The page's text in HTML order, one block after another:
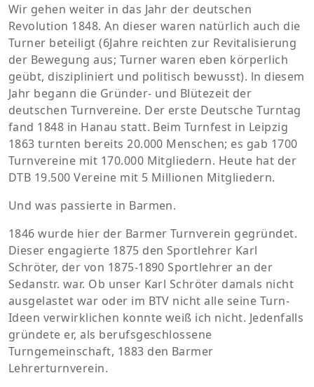
Wir gehen weiter in das Jahr der deutschen
Revolution 1848. An dieser waren natürlich auch die
Turner beteiligt (6Jahre reichten zur Revitalisierung
der Bewegung aus; Turner waren eben körperlich
geübt, diszipliniert und politisch bewusst). ln diesem
Jahr begann die Gründer- und Blütezeit der
deutschen Turnvereine. Der erste Deutsche Turntag
fand 1848 in Hanau statt. Beim Turnfest in Leipzig
1863 turnten bereits 20.000 Menschen; es gab 1700
Turnvereine mit 170.000 Mitgliedern. Heute hat der
DTB 19.500 Vereine mit 5 Millionen Mitgliedern.
Und was passierte in Barmen.
1846 wurde hier der Barmer Turnverein gegründet.
Dieser engagierte 1875 den Sportlehrer Karl
Schröter, der von 1875-1890 Sportlehrer an der
Sedanstr. war. Ob unser Karl Schröter damals nicht
ausgelastet war oder im BTV nicht alle seine Turn-
Ideen verwirklichen konnte weiß ich nicht. Jedenfalls
gründete er, als berufsgeschlossene
Turngemeinschaft, 1883 den Barmer
Lehrerturnverein.